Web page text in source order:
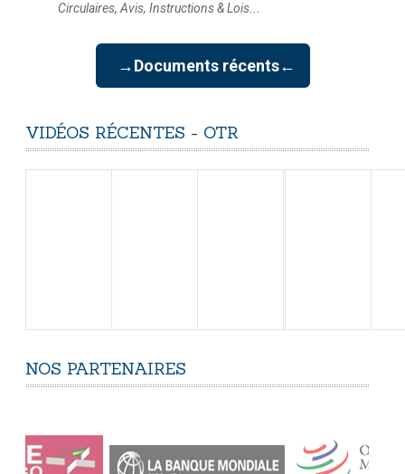
Circulaires, Avis, Instructions & Lois...
→Documents récents←
VIDÉOS RÉCENTES - OTR
NOS PARTENAIRES